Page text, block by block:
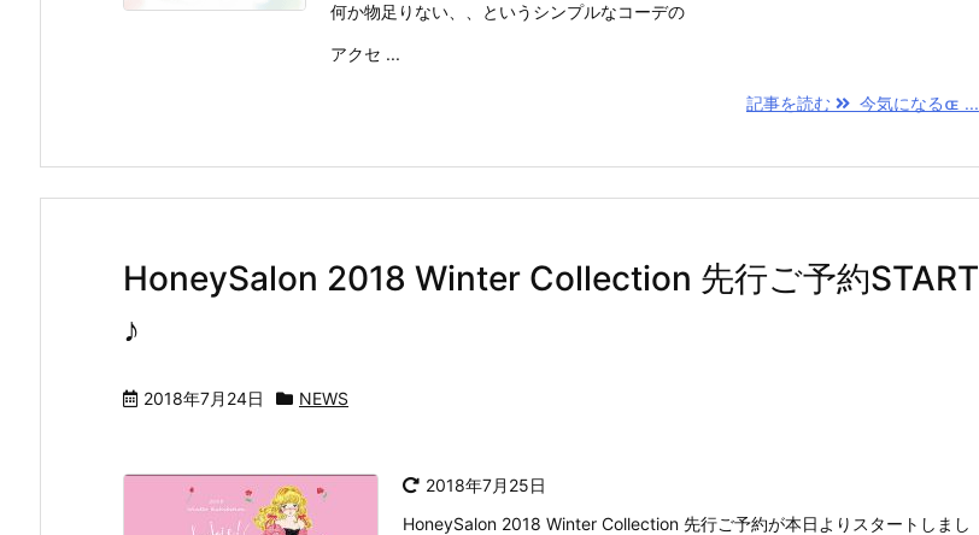
何か物足りない、、というシンプルなコーデの
アクセ ...
記事を読む 今気になるɶ ...
HoneySalon 2018 Winter Collection 先行ご予約START
♪
2018年7月24日 NEWS
2018年7月25日
HoneySalon 2018 Winter Collection 先行ご予約が本日よりスタートしまし